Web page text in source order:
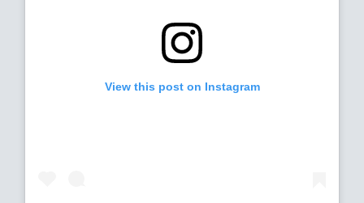
View this post on Instagram